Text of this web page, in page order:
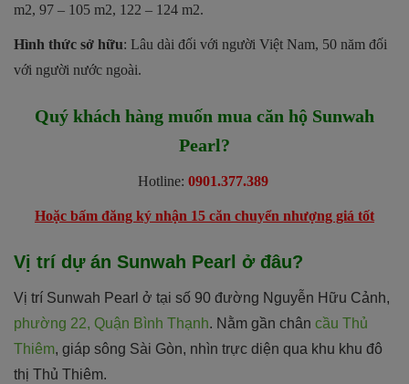
m2, 97 – 105 m2, 122 – 124 m2.
Hình thức sở hữu: Lâu dài đối với người Việt Nam, 50 năm đối
với người nước ngoài.
Quý khách hàng muốn mua căn hộ Sunwah
Pearl?
Hotline: 0901.377.389
Hoặc bấm đăng ký nhận 15 căn chuyển nhượng giá tốt
Vị trí dự án Sunwah Pearl ở đâu?
Vị trí Sunwah Pearl ở tại số 90 đường Nguyễn Hữu Cảnh,
phường 22, Quận Bình Thạnh. Nằm gần chân cầu Thủ
Thiêm, giáp sông Sài Gòn, nhìn trực diện qua khu khu đô
thị Thủ Thiêm.